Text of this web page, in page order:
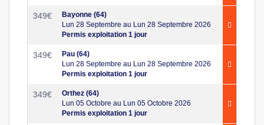
349€
Bayonne (64)
Lun 28 Septembre au Lun 28 Septembre 2026
Permis exploitation 1 jour
349€
Pau (64)
Lun 28 Septembre au Lun 28 Septembre 2026
Permis exploitation 1 jour
349€
Orthez (64)
Lun 05 Octobre au Lun 05 Octobre 2026
Permis exploitation 1 jour